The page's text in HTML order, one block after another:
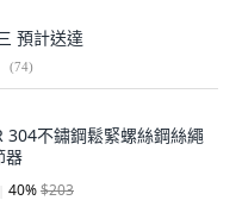
預計送達
(74)
304不鏽鋼鬆緊螺絲鋼絲繩
器
40%$203